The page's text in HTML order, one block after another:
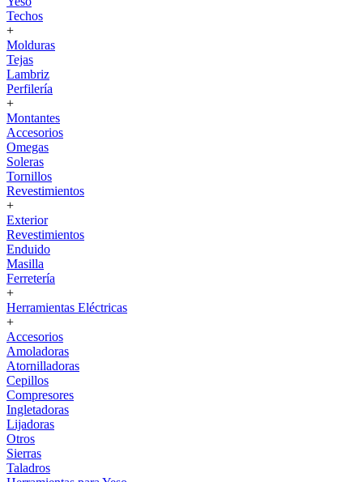
Techos
+
Molduras
Tejas
Lambriz
Perfilería
+
Montantes
Accesorios
Omegas
Soleras
Tornillos
Revestimientos
+
Exterior
Revestimientos
Enduido
Masilla
Ferretería
+
Herramientas Eléctricas
+
Accesorios
Amoladoras
Atornilladoras
Cepillos
Compresores
Ingletadoras
Lijadoras
Otros
Sierras
Taladros